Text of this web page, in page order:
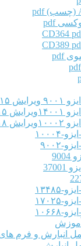
۲۰۱۵
۲۰۱۵
۲۰۱۸
۱۰۰۰۴
۹۰۰۲
۱۳۴۸۵
۱۷۰۲۵
۱۰۶۶۸
آموزش
انبارش و فرم